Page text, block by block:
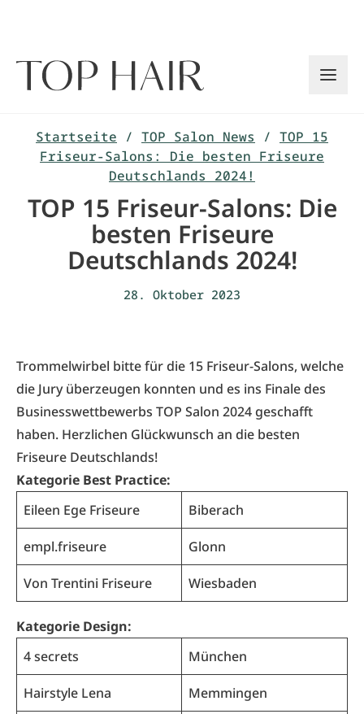
Startseite / TOP Salon News / TOP 15
Friseur-Salons: Die besten Friseure
Deutschlands 2024!
TOP 15 Friseur-Salons: Die
besten Friseure
Deutschlands 2024!
28. Oktober 2023
Trommelwirbel bitte für die 15 Friseur-Salons, welche
die Jury überzeugen konnten und es ins Finale des
Businesswettbewerbs TOP Salon 2024 geschafft
haben. Herzlichen Glückwunsch an die besten
Friseure Deutschlands!
Kategorie Best Practice:
Eileen Ege Friseure
Biberach
empl.friseure Glonn
Von Trentini Friseure Wiesbaden
Kategorie Design:
4 secrets
München
Hairstyle Lena Memmingen